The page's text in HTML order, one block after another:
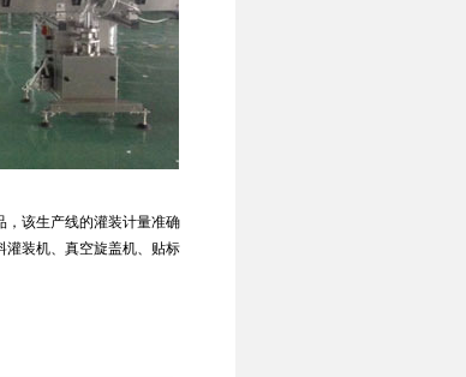
，该生产线的灌装计量准确
灌装机、真空旋盖机、贴标